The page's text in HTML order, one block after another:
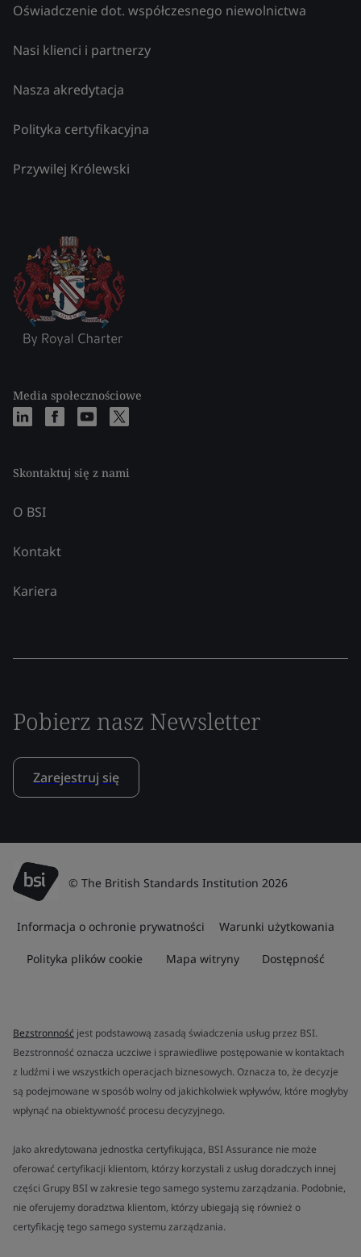
Oświadczenie dot. współczesnego niewolnictwa
Nasi klienci i partnerzy
Nasza akredytacja
Polityka certyfikacyjna
Przywilej Królewski
Media społecznościowe
Skontaktuj się z nami
O BSI
Kontakt
Kariera
Pobierz nasz Newsletter
Zarejestruj się
© The British Standards Institution 2026
Informacja o ochronie prywatności Warunki użytkowania
Polityka plików cookie Mapa witryny Dostępność
Bezstronność jest podstawową zasadą świadczenia usług przez BSI.
Bezstronność oznacza uczciwe i sprawiedliwe postępowanie w kontaktach
z ludźmi i we wszystkich operacjach biznesowych. Oznacza to, że decyzje
są podejmowane w sposób wolny od jakichkolwiek wpływów, które mogłyby
wpłynąć na obiektywność procesu decyzyjnego.
Jako akredytowana jednostka certyfikująca, BSI Assurance nie może
oferować certyfikacji klientom, którzy korzystali z usług doradczych innej
części Grupy BSI w zakresie tego samego systemu zarządzania. Podobnie,
nie oferujemy doradztwa klientom, którzy ubiegają się również o
certyfikację tego samego systemu zarządzania.